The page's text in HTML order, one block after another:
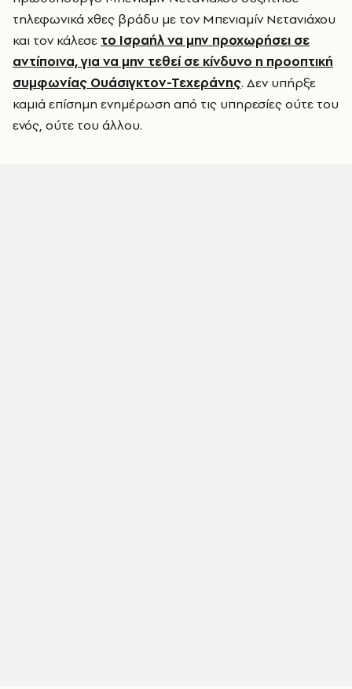
τηλεφωνικά χθες βράδυ με τον Μπενιαμίν Νετανιάχου
και τον κάλεσε το Ισραήλ να μην προχωρήσει σε
αντίποινα, για να μην τεθεί σε κίνδυνο η προοπτική
συμφωνίας Ουάσιγκτον-Τεχεράνης. Δεν υπήρξε
καμιά επίσημη ενημέρωση από τις υπηρεσίες ούτε του
ενός, ούτε του άλλου.